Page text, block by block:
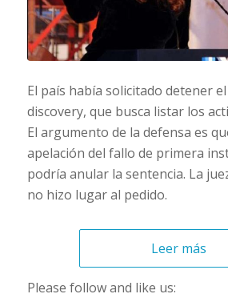
El país había solicitado detener
discovery, que busca listar los
El argumento de la defensa es
apelación del fallo de primera
podría anular la sentencia. La
no hizo lugar al pedido.
Leer más
Please follow and like us: